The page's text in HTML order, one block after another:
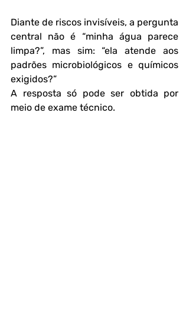
Diante de riscos invisíveis, a pergunta
central não é “minha água parece
limpa?”, mas sim: “ela atende aos
padrões microbiológicos e químicos
exigidos?”
A resposta só pode ser obtida por
meio de exame técnico.